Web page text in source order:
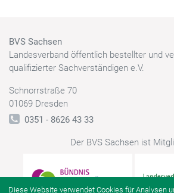
BVS Sachsen
Landesverband öffentlich bestellter und
qualifizierter Sachverständigen e.V.
Schnorrstraße 70
01069 Dresden
0351 - 8626 43 33
Der BVS Sachsen ist
Diese Website verwendet Cookies für Analysen